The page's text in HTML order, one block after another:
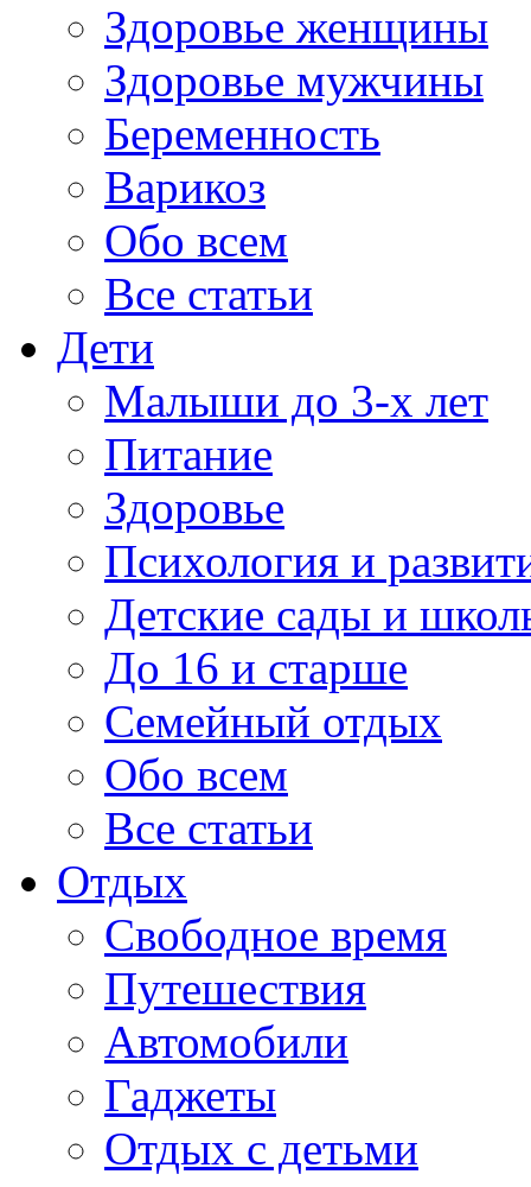
Здоровье женщины
Здоровье мужчины
Беременность
Варикоз
Обо всем
Все статьи
Дети
Малыши до 3-х лет
Питание
Здоровье
Психология и
Детские сады и
До 16 и старше
Семейный отдых
Обо всем
Все статьи
Отдых
Свободное время
Путешествия
Автомобили
Гаджеты
Отдых с детьми